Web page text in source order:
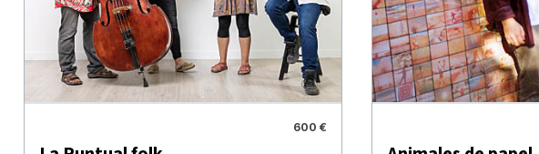
600 €